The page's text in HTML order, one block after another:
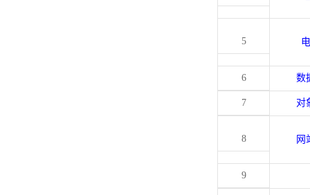
5
6 数
7 对
8 网
9